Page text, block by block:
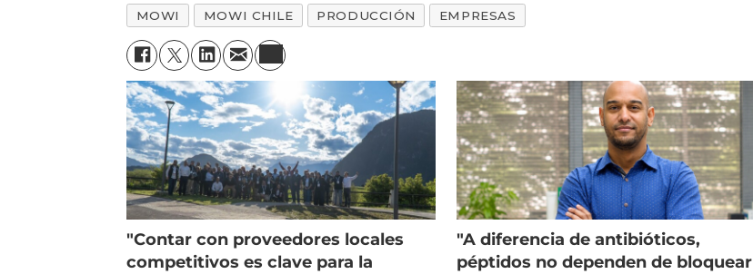
MOWI MOWI CHILE PRODUCCIÓN EMPRESAS
"Contar con proveedores locales
competitivos es clave para la
"A diferencia de antibióticos,
péptidos no dependen de bloquear